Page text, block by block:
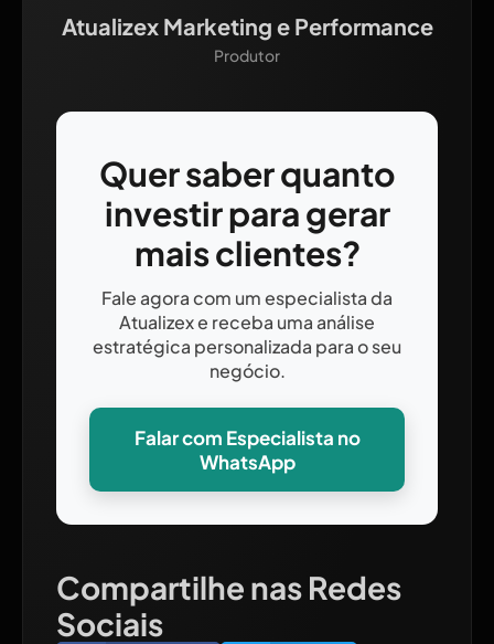
Atualizex Marketing e Performance
Produtor
Quer saber quanto
investir para gerar
mais clientes?
Fale agora com um especialista da
Atualizex e receba uma análise
estratégica personalizada para o seu
negócio.
Falar com Especialista no
WhatsApp
Compartilhe nas Redes
Sociais